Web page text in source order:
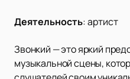
Деятельность:артист
Звонкий — это яркий
музыкальной сцены,